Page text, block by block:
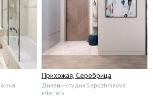
Прихожая, Серебрица
Дизайн-студия Sapozhnikova
interiors